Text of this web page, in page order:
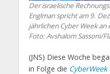
Der israelische
Englman spricht am 9.
jährlichen Cyber Week an
Foto: Avshalom Sassoni/
(JNS) Diese Woche
in Folge die CyberWeek